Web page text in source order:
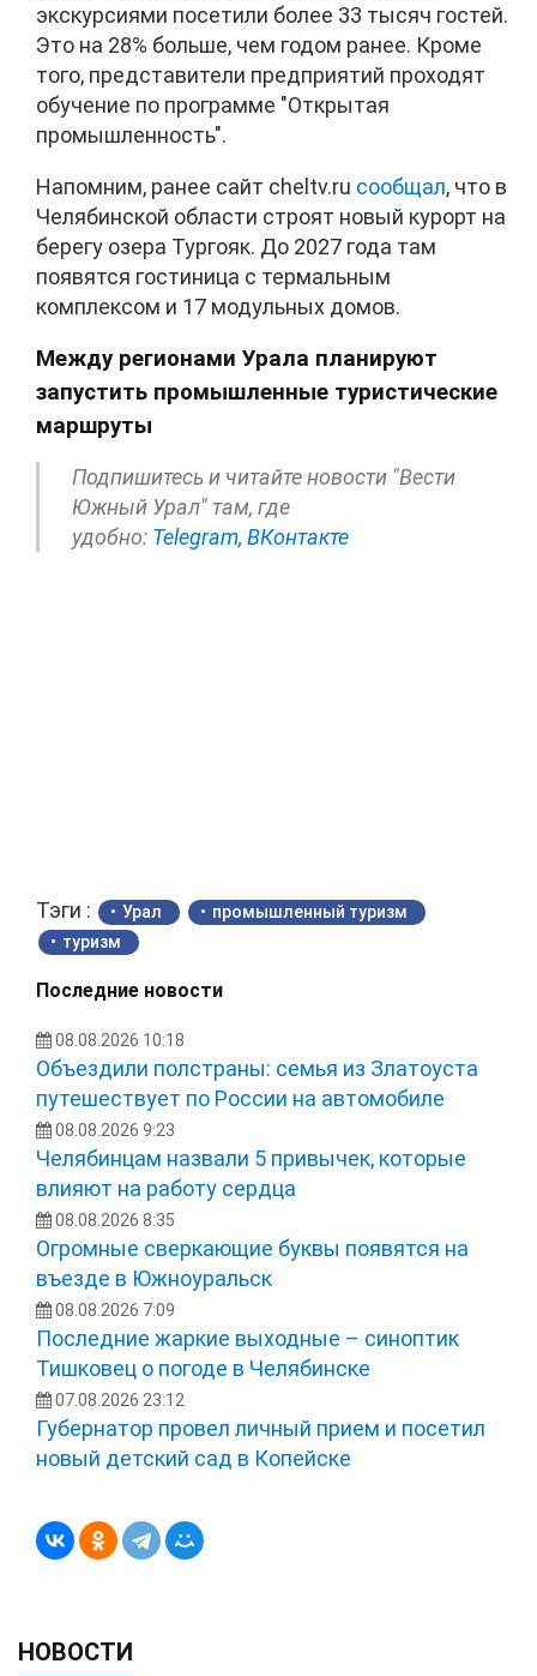
экскурсиями посетили более 33 тысяч гостей.
Это на 28% больше, чем годом ранее. Кроме
того, представители предприятий проходят
обучение по программе "Открытая
промышленность".
Напомним, ранее сайт cheltv.ru сообщал, что в
Челябинской области строят новый курорт на
берегу озера Тургояк. До 2027 года там
появятся гостиница с термальным
комплексом и 17 модульных домов.
Между регионами Урала планируют
запустить промышленные туристические
маршруты
Подпишитесь и читайте новости "Вести
Южный Урал" там, где
удобно: Telegram, ВКонтакте
Тэги : Урал
промышленный туризм
туризм
Последние новости
08.08.2026 10:18
Объездили полстраны: семья из Златоуста
путешествует по России на автомобиле
08.08.2026 9:23
Челябинцам назвали 5 привычек, которые
влияют на работу сердца
08.08.2026 8:35
Огромные сверкающие буквы появятся на
въезде в Южноуральск
08.08.2026 7:09
Последние жаркие выходные – синоптик
Тишковец о погоде в Челябинске
07.08.2026 23:12
Губернатор провел личный прием и посетил
новый детский сад в Копейске
НОВОСТИ